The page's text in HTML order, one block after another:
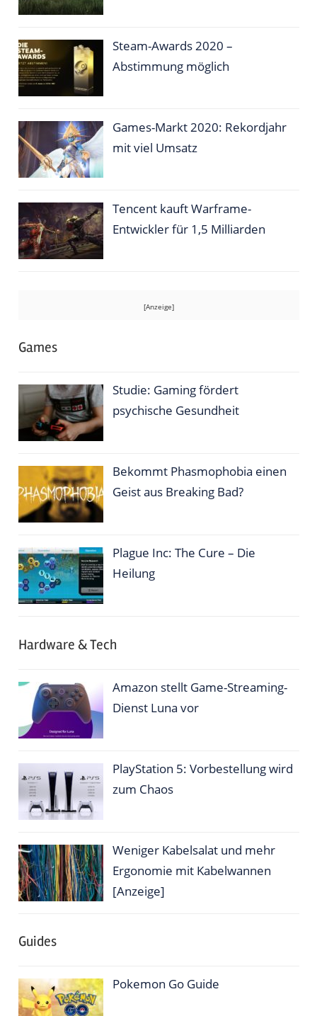
Steam-Awards 2020 –
Abstimmung möglich
Games-Markt 2020: Rekordjahr
mit viel Umsatz
Tencent kauft Warframe-
Entwickler für 1,5 Milliarden
Games
Studie: Gaming fördert
psychische Gesundheit
Bekommt Phasmophobia einen
Geist aus Breaking Bad?
Plague Inc: The Cure – Die
Heilung
Hardware & Tech
Amazon stellt Game-Streaming-
Dienst Luna vor
PlayStation 5: Vorbestellung wird
zum Chaos
Weniger Kabelsalat und mehr
Ergonomie mit Kabelwannen
[Anzeige]
Guides
Pokemon Go Guide